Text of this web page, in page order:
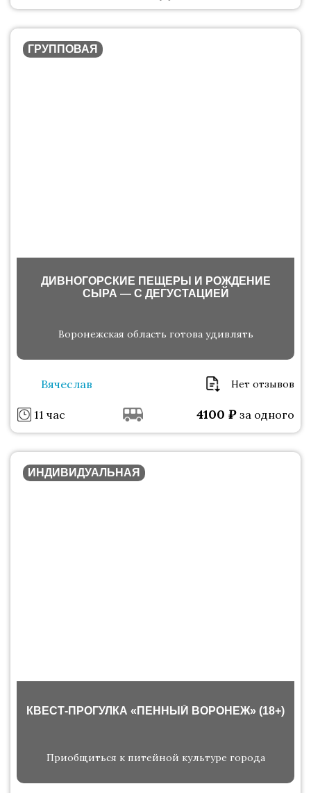
ГРУППОВАЯ
ДИВНОГОРСКИЕ ПЕЩЕРЫ И РОЖДЕНИЕ
СЫРА — С ДЕГУСТАЦИЕЙ
Воронежская область готова удивлять
Вячеслав Нет отзывов
11 час 4100 ₽ за одного
ИНДИВИДУАЛЬНАЯ
КВЕСТ-ПРОГУЛКА «ПЕННЫЙ ВОРОНЕЖ» (18+)
Приобщиться к питейной культуре города